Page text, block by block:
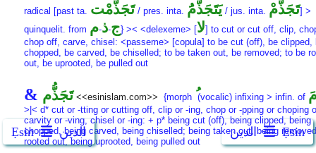
Ẹsin الدين الدين Ẹsin
radical [past ta. تَجَذَّمْت/ pres. inta. يَتَجَذَّمَُ / jus. inta. تَجَذَّمْ] >
quinquelit. from
ج-ذ-م } >< <delexeme> [لا] to cut or cut off, clip,
chop off, carve, chisel: <passeme> [copula] to be cut (off), be clipped,
chopped, be carved, be chiselled; to be taken out, be removed; to be
out, be uprooted, be pulled out
& تَجَذُّم <<esinislam.com>> {morph (vocalic) infixing > infin. of
>|< d* cut or -tting or cutting off, clip or -ing, chop or -pping or choping
carvity or -ving, chisel or -ing: + p* being cut (off), being clipped, being
chopped, being carved, being chiselled; being taken out, being
rooted out, being uprooted, being pulled out